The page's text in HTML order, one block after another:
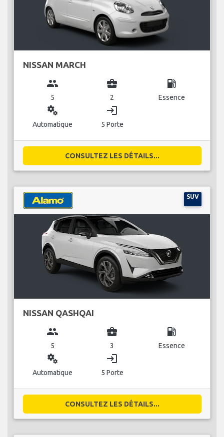
NISSAN MARCH
group
5
business_center
2
local_gas_station
Essence
miscellaneous_services
Automatique
login
5 Porte
CONSULTEZ LES DÉTAILS...
SUV
NISSAN QASHQAI
group
5
business_center
3
local_gas_station
Essence
miscellaneous_services
Automatique
login
5 Porte
CONSULTEZ LES DÉTAILS...